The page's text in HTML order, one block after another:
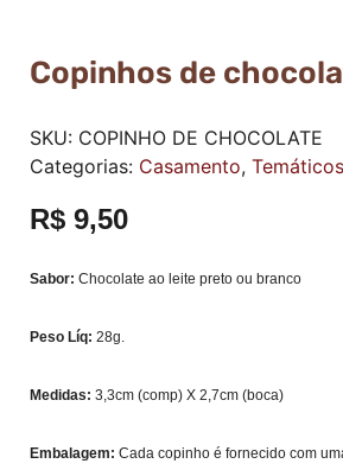
Copinhos de
SKU: COPINHO DE CHOCOLATE
Categorias: Casamento, Temáticos
R$ 9,50
Sabor: Chocolate ao leite preto ou branco
Peso Líq: 28g.
Medidas: 3,3cm (comp) X 2,7cm (boca)
Embalagem: Cada copinho é fornecido com